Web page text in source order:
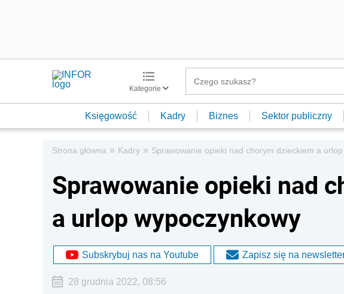
Kategorie
Księgowość Kadry Biznes Sektor publiczny
Strona główna » Kadry » Sprawowanie opieki nad chorym dzieckiem a
Sprawowanie opieki nad
a urlop wypoczynkowy
Subskrybuj nas na Youtube Zapisz się na
28 grudnia 2022, 08:56